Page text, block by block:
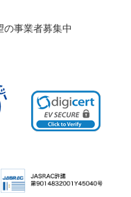
の事業者募集中